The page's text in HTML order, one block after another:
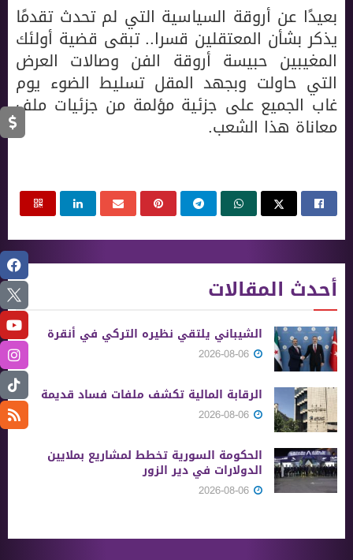
بعيدًا عن أروقة السياسية التي لم تحدث تقدمًا
يذكر بشأن المعتقلين قسرا.. تبقى قضية أولئك
المغيبين حبيسة أروقة الفن وصالات العرض
التي حاولت وبجهد المقل تسليط الضوء يوم
غاب الجميع على جزئية مؤلمة من جزئيات ملف
معاناة هذا الشعب.
أحدث المقالات
الشيباني يلتقي نظيره التركي في أنقرة
الرقابة المالية تكشف ملفات فساد قديمة
الحكومة السورية تخطط لمشاريع بملايين
الدولارات في دير الزور